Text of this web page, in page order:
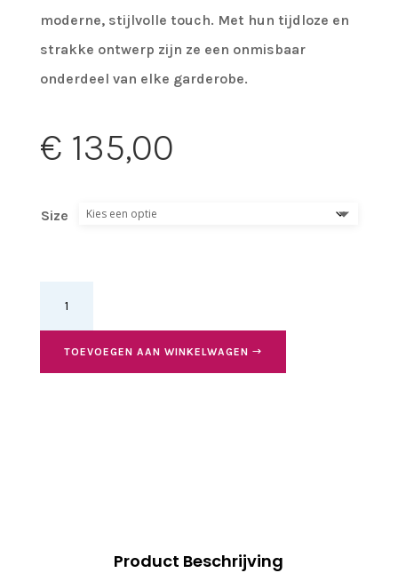
moderne, stijlvolle touch. Met hun tijdloze en
strakke ontwerp zijn ze een onmisbaar
onderdeel van elke garderobe.
€ 135,00
Size
Black
low-
top
TOEVOEGEN AAN WINKELWAGEN
Product Beschrijving